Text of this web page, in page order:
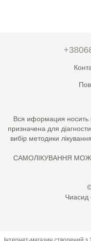
Вся иформация носить
призначена для
вибір методики
САМОЛІКУВАННЯ
Чиасид